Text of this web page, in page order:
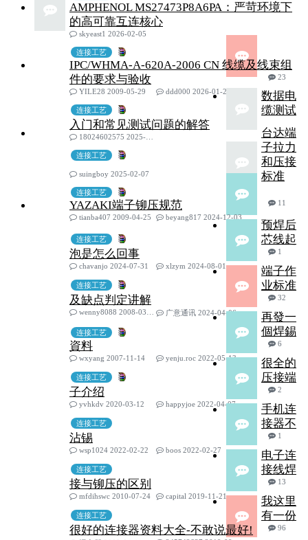
AMPHENOL MS27473P8A6PA：严苛环境下
的高可靠互连核心
skyeast1 2026-02-05
连接工艺
IPC/WHMA-A-620A-2006 CN 线缆及线束组
件的要求与验收
23
YILE28 2009-05-29
ddd000 2026-01-26
连接工艺
数据电
缆测试
入门和常见测试问题的解答
18024602575 2025-02-25
连接工艺
台达端
子拉力
和压接
标准
suingboy 2025-02-07
连接工艺
YAZAKI端子铆压规范
11
tianba407 2009-04-25
beyang817 2024-12-03
连接工艺
预焊后
芯线起
泡是怎么回事
1
chavanjo 2024-07-31
xlzym 2024-08-01
连接工艺
端子作
业标准
及缺点判定讲解
32
wenny8088 2008-03-03
广意通讯 2024-04-06
连接工艺
再發一
個焊錫
資料
6
wxyang 2007-11-14
yenju.roc 2022-05-13
连接工艺
很全的
压接端
子介绍
2
yvhkdv 2020-03-12
happyjoe 2022-04-07
连接工艺
手机连
接器不
沾锡
1
wsp1024 2022-02-22
boos 2022-02-27
连接工艺
电子连
接线焊
接与铆压的区别
13
mfdihswc 2010-07-24
capital 2019-11-21
连接工艺
我这里
有一份
很好的连接器资料大全-不敢说最好!
96